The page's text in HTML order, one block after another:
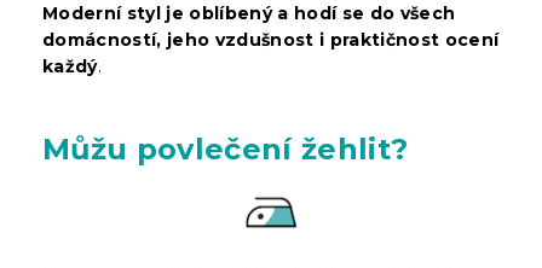
Moderní styl je oblíbený a hodí se do všech
domácností, jeho vzdušnost i praktičnost ocení
každý.
Můžu povlečení žehlit?